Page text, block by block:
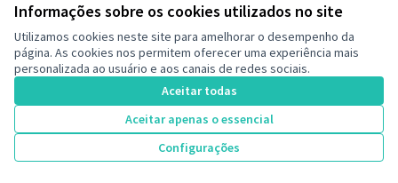
Informações sobre os cookies utilizados no site
Utilizamos cookies neste site para amelhorar o desempenho da
página. As cookies nos permitem oferecer uma experiência mais
personalizada ao usuário e aos canais de redes sociais.
Aceitar todas
Aceitar apenas o essencial
Configurações
Participe da reunião
Termos de serviço
Configurações de cookies
Decide Contagem no Instagram
(Link externo)
Site criado comsoftware livre .
Licença
(Link